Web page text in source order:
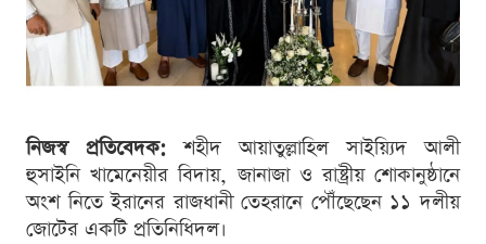
নিজস্ব প্রতিবেদক: শহীদ আয়াতুল্লাহিল সাইয়্যিদ আলী
হুসাইনি খামেনেয়ীর বিদায়, জানাজা ও রাষ্ট্রীয় শোকানুষ্ঠানে
অংশ নিতে ইরানের রাজধানী তেহরানে পৌঁছেছেন ১১ দলীয়
জোটের একটি প্রতিনিধিদল।